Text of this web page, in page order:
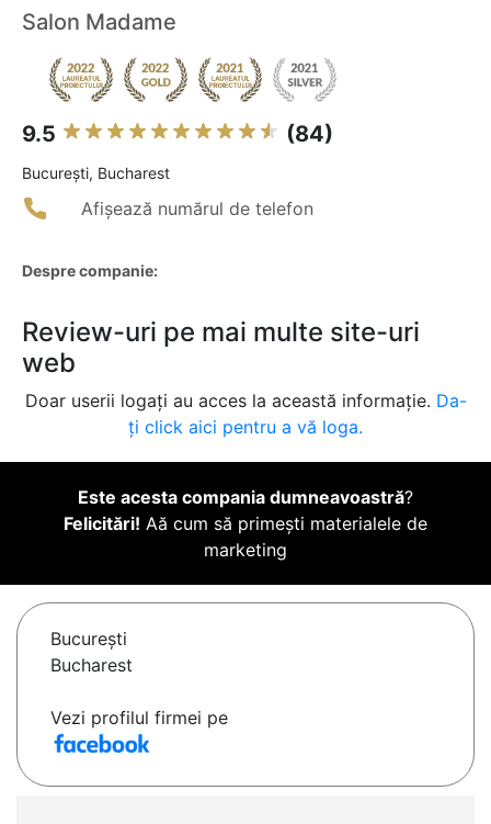
Salon Madame
9.5 (84)
Bucureşti, Bucharest
Afișează numărul de telefon
Despre companie:
Review-uri pe mai multe site-uri
web
Doar userii logați au acces la această informație. Da-
ți click aici pentru a vă loga.
Este acesta compania dumneavoastră?
Felicitări! Aă cum să primești materialele de
marketing
Bucureşti
Bucharest
Vezi profilul firmei pe